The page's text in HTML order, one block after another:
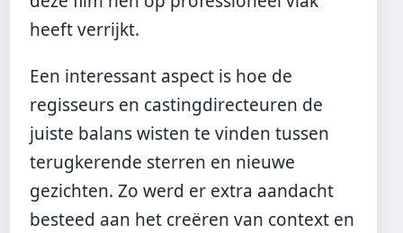
heeft verrijkt.
Een interessant aspect is hoe de
regisseurs en castingdirecteuren de
juiste balans wisten te vinden tussen
terugkerende sterren en nieuwe
gezichten. Zo werd er extra aandacht
besteed aan het creëren van context en